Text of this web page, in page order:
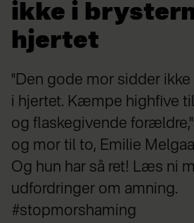
ikke i
hjertet
"Den gode mor sidder
i hjertet. Kæmpe highfive
og flaskegivende
og mor til to, Emilie
Og hun har så ret! Læs ni
udfordringer om amning.
#stopmorshaming